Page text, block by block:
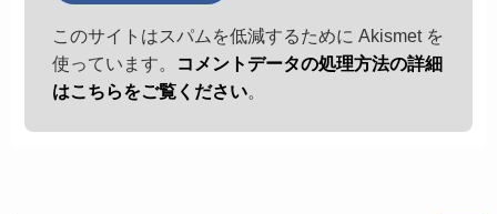
このサイトはスパムを低減するために Akismet を
使っています。
コメントデータの処理方法の詳細
はこちらをご覧ください。